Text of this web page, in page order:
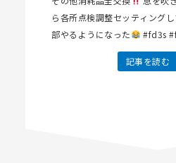
ら各所点検調整セッティング
部やるようになった
#fd3s #fd3sチューニング
#fd3sエンジンオー…
記事を読む